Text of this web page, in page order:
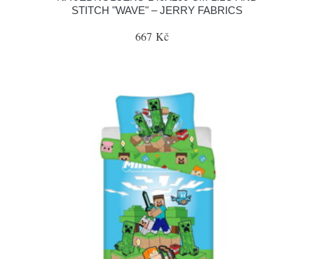
STITCH "WAVE" – JERRY FABRICS
667 Kč